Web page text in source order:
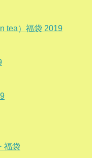
tea）福袋 2019
福袋